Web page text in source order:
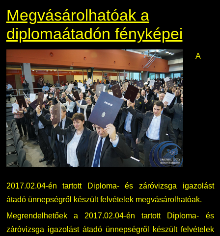
Megvásárolhatóak a
diplomaátadón fényképei
A
2017.02.04-én tartott Diploma- és záróvizsga igazolást
átadó ünnepségről készült felvételek megvásárolhatóak.
Megrendelhetőek a 2017.02.04-én tartott Diploma- és
záróvizsga igazolást átadó ünnepségről készült felvételek